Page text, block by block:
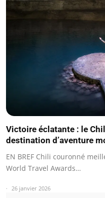
Victoire éclatante : le
destination d’aventure
EN BREF Chili couronné
World Travel Awards…
26 janvier 2026